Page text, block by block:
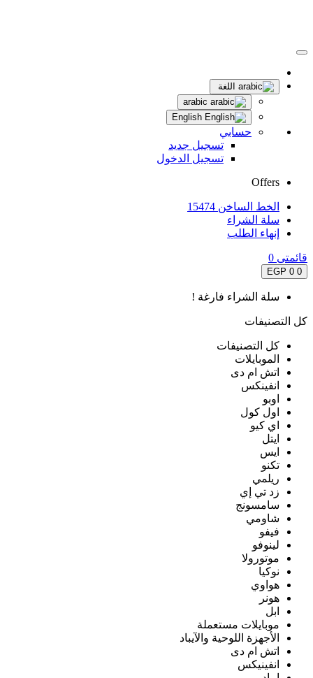
اللغة
حسابي
تسجيل جديد
تسجيل الدخول
Offers
الخط الساخن 15474
سلة الشراء
إنهاء الطلب
قائمتى 0
0
0 EGP
سلة الشراء فارغة !
كل التصنيفات
كل التصنيفات
الموبايلات
اتش ام دى
انفينكس
اوبو
اول كول
اي كيو
ايتل
ايس
تكنو
ريلمي
زد تي إي
سامسونج
شاومي
فيفو
لينوفو
موتورولا
نوكيا
هواوي
هونر
ابل
موبايلات مستعملة
الأجهزة اللوحية والآيباد
اتش ام دى
انفينيكس